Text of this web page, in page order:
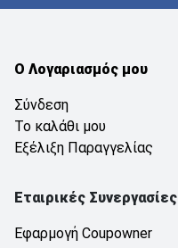
Ο Λογαριασμός μου
Σύνδεση
Το καλάθι μου
Εξέλιξη Παραγγελίας
Εταιρικές Συνεργασίες
Εφαρμογή Coupowner